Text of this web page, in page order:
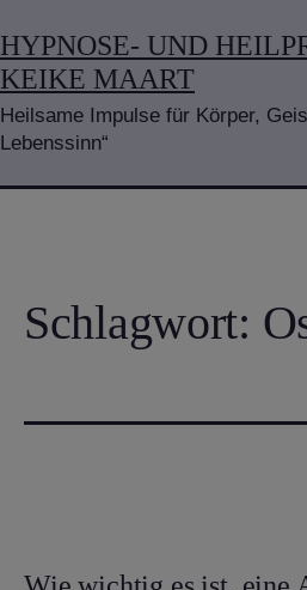
Inhalt
springen
HYPNOSE- UND
KEIKE MAART
Heilsame Impulse für Körper,
Lebenssinn“
Schlagwort: